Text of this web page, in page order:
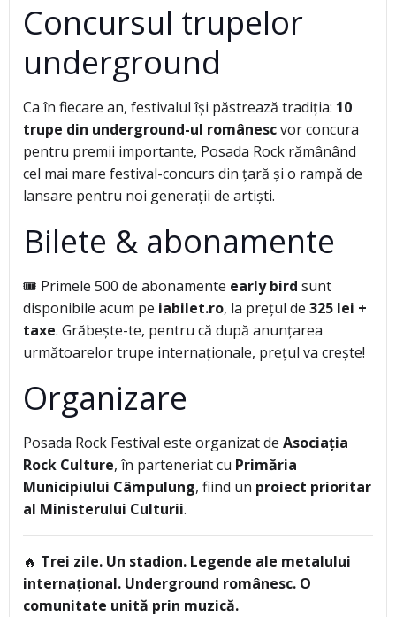
Concursul trupelor
underground
Ca în fiecare an, festivalul își păstrează tradiția: 10
trupe din underground-ul românescvor concura
pentru premii importante, Posada Rock rămânând
cel mai mare festival-concurs din țară și o rampă de
lansare pentru noi generații de artiști.
Bilete & abonamente
🎟️ Primele 500 de abonamente early bird sunt
disponibile acum pe iabilet.ro, la prețul de 325 lei +
taxe. Grăbește-te, pentru că după anunțarea
următoarelor trupe internaționale, prețul va crește!
Organizare
Posada Rock Festival este organizat de Asociația
Rock Culture, în parteneriat cu Primăria
Municipiului Câmpulung, fiind un proiect prioritar
al Ministerului Culturii.
🔥 Trei zile. Un stadion. Legende ale metalului
internațional. Underground românesc. O
comunitate unită prin muzică.